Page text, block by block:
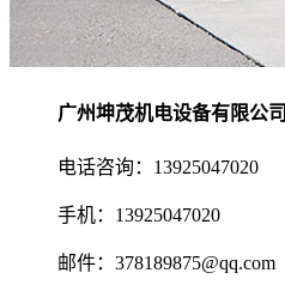
广州坤茂机电设备有限公司
电话咨询：13925047020
手机：13925047020
邮件：378189875@qq.com